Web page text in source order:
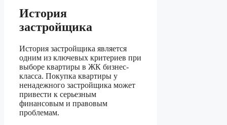
История
застройщика
История застройщика является
одним из ключевых критериев при
выборе квартиры в ЖК бизнес-
класса. Покупка квартиры у
ненадежного застройщика может
привести к серьезным
финансовым и правовым
проблемам.